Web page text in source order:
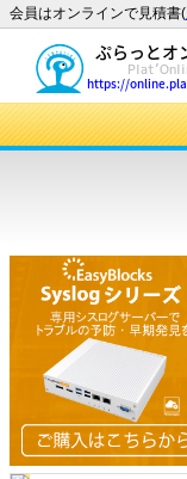
会員はオンラインで見積書(